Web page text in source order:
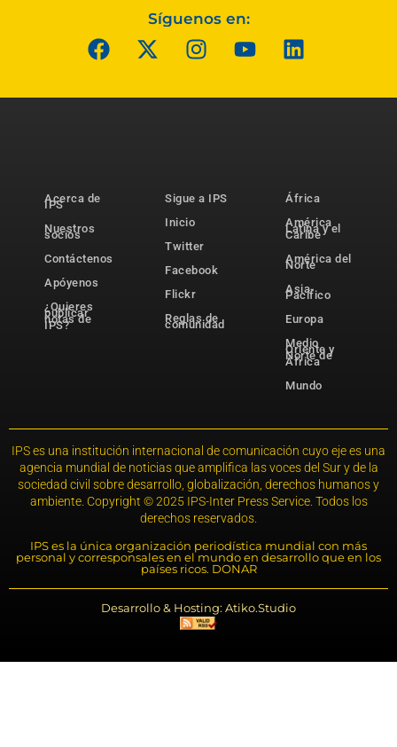
Síguenos en:
Acerca de
IPS
Nuestros
socios
Contáctenos
Apóyenos
¿Quieres
publicar
notas de
IPS?
Sigue a IPS
Inicio
Twitter
Facebook
Flickr
Reglas de
comunidad
África
América
Latina y el
Caribe
América del
Norte
Asia-
Pacífico
Europa
Medio
Oriente y
Norte de
África
Mundo
IPS es una institución internacional de comunicación cuyo eje es una
agencia mundial de noticias que amplifica las voces del Sur y de la
sociedad civil sobre desarrollo, globalización, derechos humanos y
ambiente. Copyright © 2025 IPS-Inter Press Service. Todos los
derechos reservados.
IPS es la única organización periodística mundial con más
personal y corresponsales en el mundo en desarrollo que en los
países ricos. DONAR
Desarrollo & Hosting: Atiko.Studio